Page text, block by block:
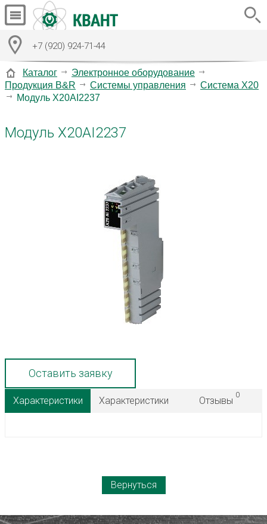
+7 (920) 924-71-44
Каталог
Электронное оборудование
Продукция B&R
Системы управления
Система X20
Модуль X20AI2237
Модуль X20AI2237
Оставить заявку
Характеристики Характеристики Отзывы
0
Вернуться